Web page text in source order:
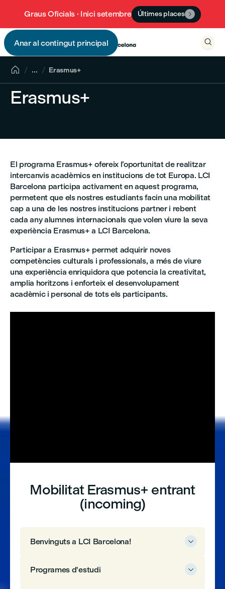
Graus Oficials · Inici setembre Últimes places 
Anar al contingut principal
 
 ... Erasmus+
Erasmus+
El programa Erasmus+ ofereix l’oportunitat de realitzar
intercanvis acadèmics en institucions de tot Europa. LCI
Barcelona participa activament en aquest programa,
permetent que els nostres estudiants facin una mobilitat
cap a una de les nostres institucions partner i rebent
cada any alumnes internacionals que volen viure la seva
experiència Erasmus+ a LCI Barcelona.
Participar a Erasmus+ permet adquirir noves
competències culturals i professionals, a més de viure
una experiència enriquidora que potencia la creativitat,
amplia horitzons i enforteix el desenvolupament
acadèmic i personal de tots els participants.
Mobilitat Erasmus+ entrant
(incoming)

Benvinguts a LCI Barcelona!

Programes d'estudi